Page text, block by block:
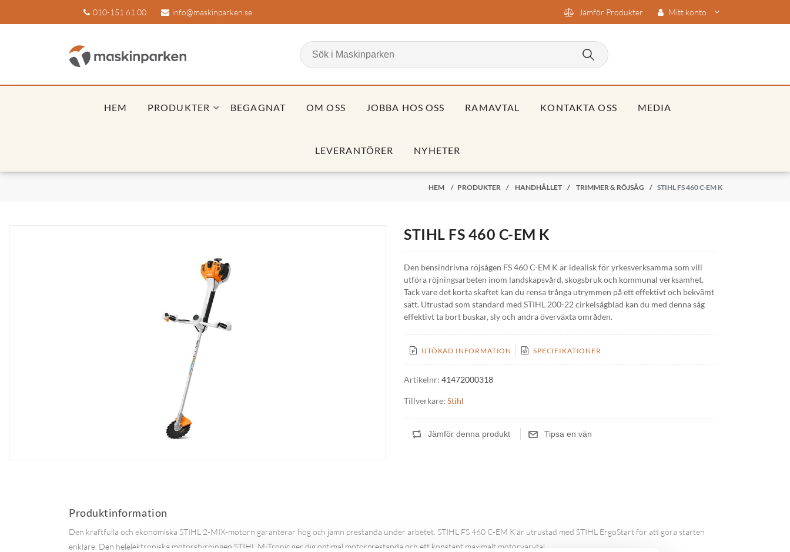
010-151 61 00 info@maskinparken.se Jämför Produkter Mitt konto
HEM PRODUKTER BEGAGNAT OM OSS JOBBA HOS OSS RAMAVTAL KONTAKTA OSS MEDIA
LEVERANTÖRER NYHETER
HEM / PRODUKTER / HANDHÅLLET / TRIMMER & RÖJSÅG / STIHL FS 460 C-EM K
STIHL FS 460 C-EM K
Den bensindrivna röjsågen FS 460 C-EM K är idealisk för yrkesverksamma som vill
utföra röjningsarbeten inom landskapsvård, skogsbruk och kommunal verksamhet.
Tack vare det korta skaftet kan du rensa trånga utrymmen på ett effektivt och bekvämt
sätt. Utrustad som standard med STIHL 200-22 cirkelsågblad kan du med denna såg
effektivt ta bort buskar, sly och andra överväxta områden.
UTÖKAD INFORMATION SPECIFIKATIONER
Artikelnr: 41472000318
Tillverkare: Stihl
Produktinformation
Den kraftfulla och ekonomiska STIHL 2-MIX-motorn garanterar hög och jämn prestanda under arbetet. STIHL FS 460 C-EM K är utrustad med STIHL ErgoStart för att göra starten
enklare. Den helelektroniska motorstyrningen STIHL M-Tronic ger dig optimal motorprestanda och ett konstant maximalt motorvarvtal.